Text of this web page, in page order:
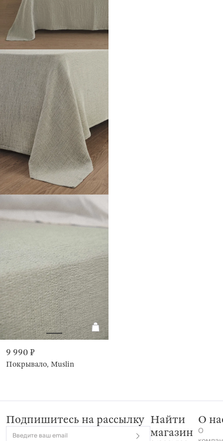
9 990 ₽
Покрывало, Muslin
Подпишитесь на рассылку
Введите ваш email
Найти
магазин
О
О